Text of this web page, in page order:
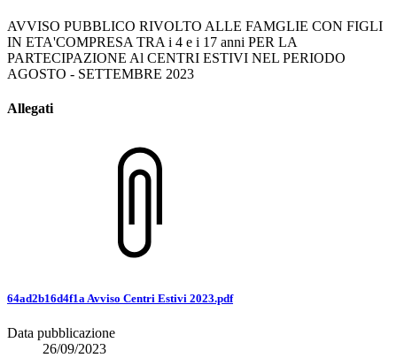
AVVISO PUBBLICO RIVOLTO ALLE FAMGLIE CON FIGLI
IN ETA'COMPRESA TRA i 4 e i 17 anni PER LA
PARTECIPAZIONE Al CENTRI ESTIVI NEL PERIODO
AGOSTO - SETTEMBRE 2023
Allegati
64ad2b16d4f1a Avviso Centri Estivi 2023.pdf
Data pubblicazione
26/09/2023